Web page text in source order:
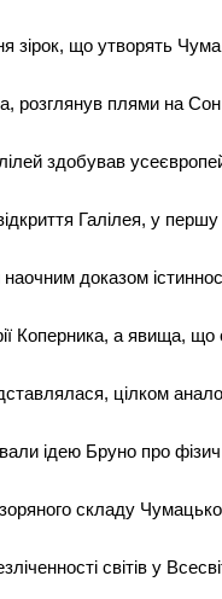
зірок, що утворять
розглянув плями на
здобував
Галілея, у
доказом
Коперника, а явища, що
цілком
ідею Бруно про
складу
світів у